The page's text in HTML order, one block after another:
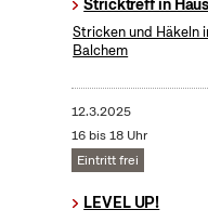
Stricktreff in
Stricken und Häkeln
Balchem
12.3.2025
16 bis 18 Uhr
Eintritt frei
LEVEL UP!